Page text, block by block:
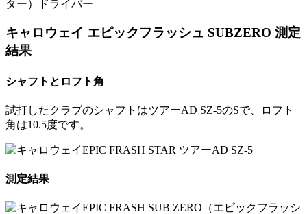
キャロウェイ エピックフラッシュ SUBZERO 測定
結果
シャフトとロフト角
試打したクラブのシャフトはツアーAD SZ-5のSで、ロフト
角は10.5度です。
測定結果